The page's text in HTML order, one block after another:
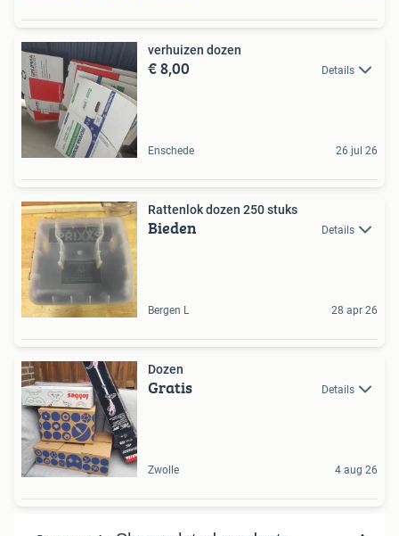
verhuizen dozen
€ 8,00 Details
Enschede 26 jul 26
Rattenlok dozen 250 stuks
Bieden Details
Bergen L 28 apr 26
Dozen
Gratis Details
Zwolle 4 aug 26